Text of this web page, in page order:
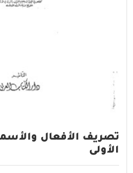
تصريف الأفعال
الأولى